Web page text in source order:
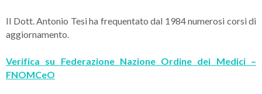
Il Dott. Antonio Tesi ha frequentato dal 1984 numerosi corsi di
aggiornamento.
Verifica su Federazione Nazione Ordine dei Medici –
FNOMCeO